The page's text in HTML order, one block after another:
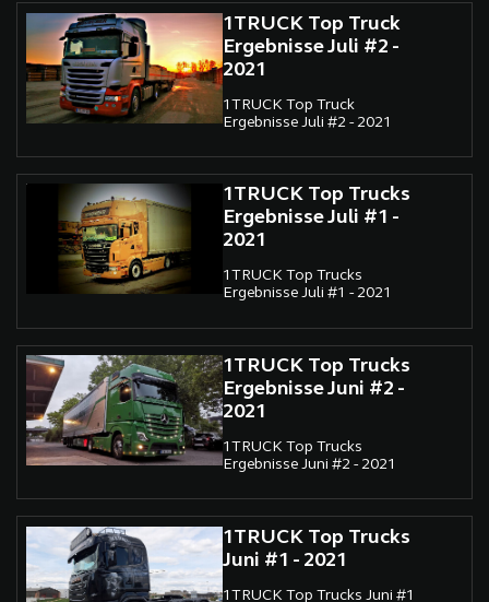
1TRUCK Top Truck
Ergebnisse Juli #2 -
2021
1TRUCK Top Truck
Ergebnisse Juli #2 - 2021
1TRUCK Top Trucks
Ergebnisse Juli #1 -
2021
1TRUCK Top Trucks
Ergebnisse Juli #1 - 2021
1TRUCK Top Trucks
Ergebnisse Juni #2 -
2021
1TRUCK Top Trucks
Ergebnisse Juni #2 - 2021
1TRUCK Top Trucks
Juni #1 - 2021
1TRUCK Top Trucks Juni #1